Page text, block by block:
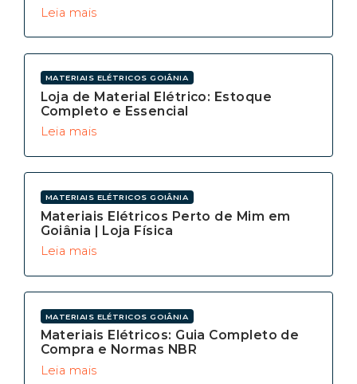
Leia mais
MATERIAIS ELÉTRICOS GOIÂNIA
Loja de Material Elétrico: Estoque
Completo e Essencial
Leia mais
MATERIAIS ELÉTRICOS GOIÂNIA
Materiais Elétricos Perto de Mim em
Goiânia | Loja Física
Leia mais
MATERIAIS ELÉTRICOS GOIÂNIA
Materiais Elétricos: Guia Completo de
Compra e Normas NBR
Leia mais